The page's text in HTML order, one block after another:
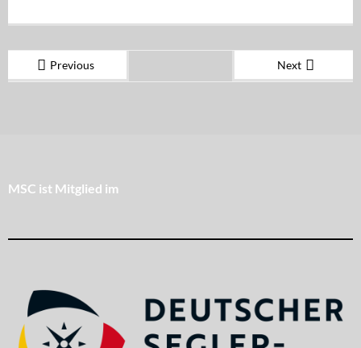
Previous Next
MSC ist Mitglied im